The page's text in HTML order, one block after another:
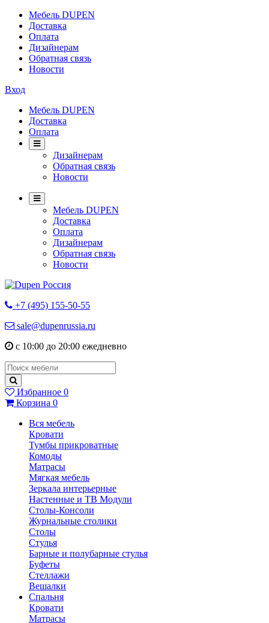
Мебель DUPEN
Доставка
Оплата
Дизайнерам
Обратная связь
Новости
Вход
Мебель DUPEN
Доставка
Оплата
Дизайнерам
Обратная связь
Новости
Мебель DUPEN
Доставка
Оплата
Дизайнерам
Обратная связь
Новости
+7 (495) 155-50-55
sale@dupenrussia.ru
с 10:00 до 20:00 ежедневно
Избранное 0
Корзина 0
Вся мебель
Кровати
Тумбы прикроватные
Комоды
Матрасы
Мягкая мебель
Зеркала интерьерные
Настенные и ТВ Модули
Столы-Консоли
Журнальные столики
Столы
Стулья
Барные и полубарные стулья
Буфеты
Стеллажи
Вешалки
Cпальня
Кровати
Матрасы